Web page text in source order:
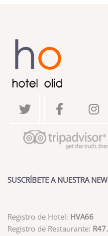
SUSCRÍBETE A NUESTRA
Registro de Hotel: HVA66
Registro de Restaurante: